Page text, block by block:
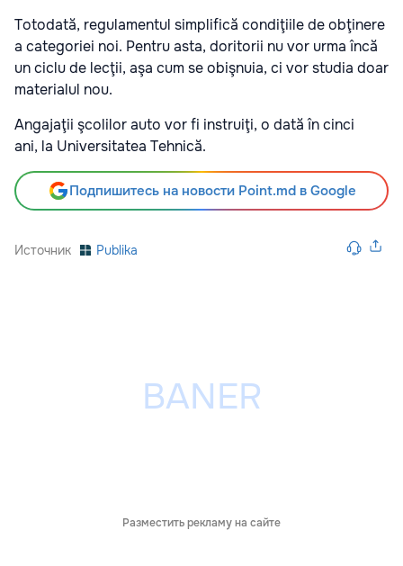
Totodată, regulamentul simplifică condiţiile de obţinere
a categoriei noi. Pentru asta, doritorii nu vor urma încă
un ciclu de lecţii, aşa cum se obişnuia, ci vor studia doar
materialul nou.
Angajaţii şcolilor auto vor fi instruiţi, o dată în cinci
ani, la Universitatea Tehnică.
Подпишитесь на новости Point.md в Google
Источник Publika
Разместить рекламу на сайте